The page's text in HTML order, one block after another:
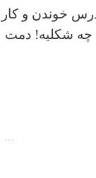
خوندن و کار
چه شکلیه! دمت